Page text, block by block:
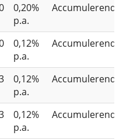
0,20%
p.a.
Accumulerend
0,12%
p.a.
Accumulerend
0,12%
p.a.
Accumulerend
0,12%
p.a.
Accumulerend